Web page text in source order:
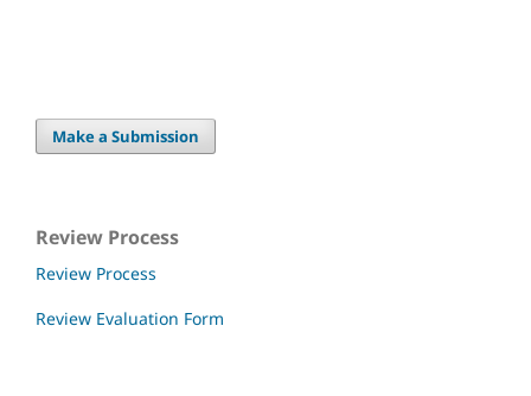
Make a Submission
Review Process
Review Process
Review Evaluation Form